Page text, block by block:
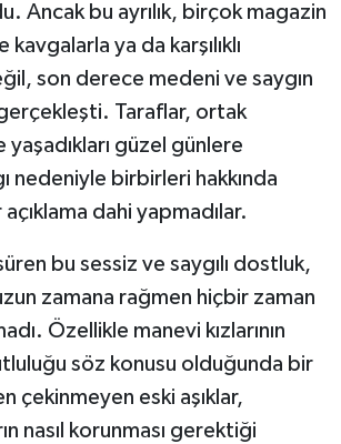
Ancak bu ayrılık, birçok magazin
ya da karşılıklı
son derece medeni ve saygın
Taraflar, ortak
güzel günlere
nedeniyle birbirleri hakkında
dahi yapmadılar.
bu sessiz ve saygılı dostluk,
zamana rağmen hiçbir zaman
Özellikle manevi kızlarının
söz konusu olduğunda bir
çekinmeyen eski aşıklar,
nasıl korunması gerektiği